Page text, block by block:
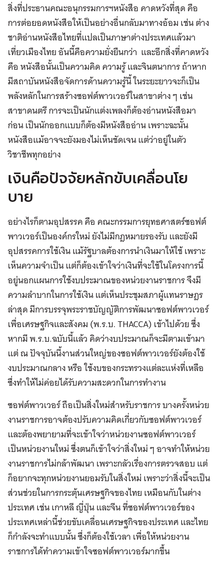
สิ่งที่ประธานคณะอนุกรรมการฯหนังสือ คาดหวังที่สุด คือ
การต่อยอดหนังสือให้เป็นอย่างอื่นกลับมาทางอ้อม เช่น ต่าง
ชาติอ่านหนังสือไทยที่แปลเป็นภาษาต่างประเทศแล้วมา
เที่ยวเมืองไทย อันนี้คือความยั่งยืนกว่า และอีกสิ่งที่คาดหวัง
คือ หนังสือนั้นเป็นความคิด ความรู้ และจินตนาการ ถ้าหาก
มีสถาบันหนังสือจัดการด้านความรู้นี้ ในระยะยาวจะก็เป็น
พลังหลักในการสร้างซอฟต์พาวเวอร์ในสาขาต่าง ๆ เช่น
สาขาดนตรี การจะเป็นนักแต่งเพลงก็ต้องอ่านหนังสือมา
ก่อน เป็นนักออกแบบก็ต้องมีหนังสืออ่าน เพราะฉะนั้น
หนังสือแม้อาจจะยังมองไม่เห็นชัดเจน แต่ว่าอยู่ในตัว
วิชาชีพทุกอย่าง
เงินคือปัจจัยหลักขับเคลื่อนโย
บาย
อย่างไรก็ตามอุปสรรค คือ คณะกรรมการยุทธศาสตร์ซอฟต์
พาวเวอร์เป็นองค์กรใหม่ ยังไม่มีกฎหมายรองรับ และยังมี
อุปสรรคการใช้เงิน แม้รัฐบาลต้องการนำเงินมาให้ใช้ เพราะ
เห็นความจำเป็น แต่ก็ต้องเข้าใจว่าเงินที่จะใช้ในโครงการนี้
อยู่นอกแผนการใช้งบประมาณของหน่วยงานราชการ จึงมี
ความลำบากในการใช้เงิน แต่เห็นประชุมสภาผู้แทนราษฎร
ล่าสุด มีการบรรจุพระราชบัญญัติการพัฒนาซอฟต์พาวเวอร์
เพื่อเศรษฐกิจและสังคม (พ.ร.บ. THACCA) เข้าไปด้วย ซึ่ง
หากมี พ.ร.บ.ฉบับนี้แล้ว คิดว่างบประมาณก็จะมีตามเข้ามา
แต่ ณ ปัจจุบันนี้งานส่วนใหญ่ของซอฟต์พาวเวอร์ยังต้องใช้
งบประมาณกลาง หรือ ใช้งบของกระทรวงแต่ละแห่งที่เหลือ
ซึ่งทำให้ไม่ค่อยได้รับความสะดวกในการทำงาน
ซอฟต์พาวเวอร์ ถือเป็นสิ่งใหม่สำหรับราชการ บางครั้งหน่วย
งานราชการอาจต้องปรับความคิดเกี่ยวกับซอฟต์พาวเวอร์
และต้องพยายามที่จะเข้าใจว่าหน่วยงานซอฟต์พาวเวอร์
เป็นหน่วยงานใหม่ ซึ่งตนก็เข้าใจว่าสิ่งใหม่ ๆ อาจทำให้หน่วย
งานราชการไม่กล้าพัฒนา เพราะกลัวเรื่องการตรวจสอบ แต่
ก็อยากจะทุกหน่วยงานยอมรับในสิ่งใหม่ เพราะว่าสิ่งนี้จะเป็น
ส่วนช่วยในการกระตุ้นเศรษฐกิจของไทย เหมือนกับในต่าง
ประเทศ เช่น เกาหลี ญี่ปุ่น และจีน ที่ซอฟต์พาวเวอร์ของ
ประเทศเหล่านี้ช่วยขับเคลื่อนเศรษฐกิจของประเทศ และไทย
ก็กำลังจะทำแบบนั้น ซึ่งก็ต้องใช้เวลา เพื่อให้หน่วยงาน
ราชการได้ทำความเข้าใจซอฟต์พาวเวอร์มากขึ้น